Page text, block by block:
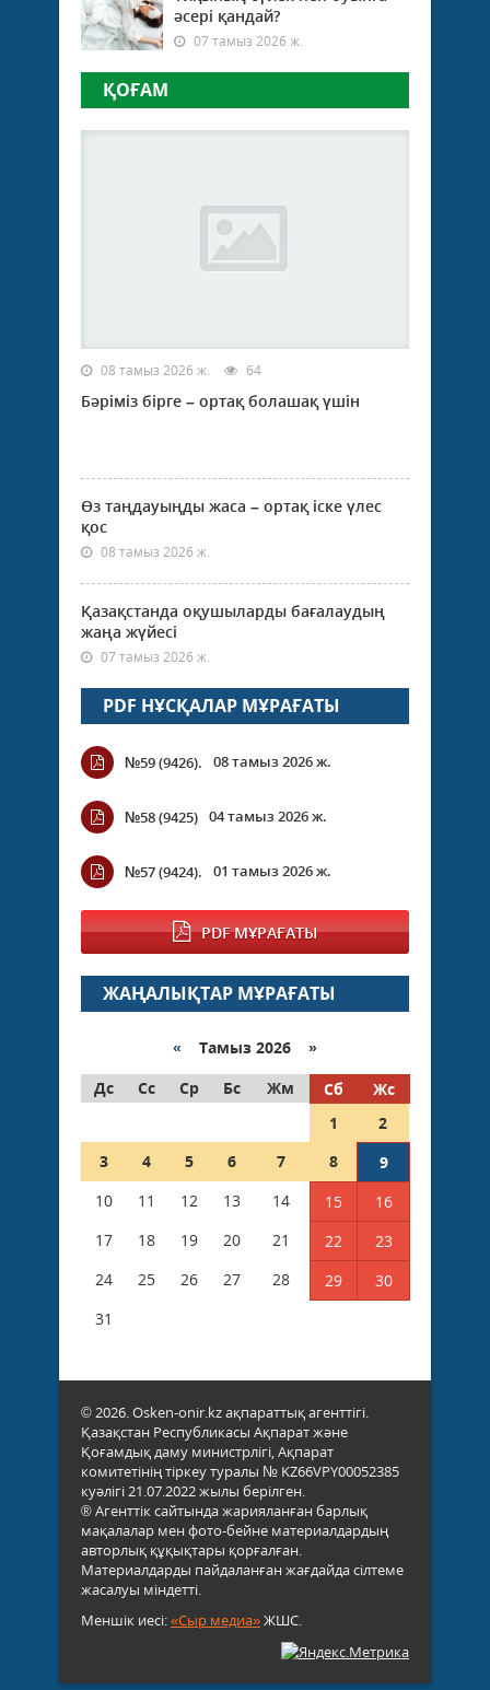
әсері қандай?
07 тамыз 2026 ж.
ҚОҒАМ
08 тамыз 2026 ж. 64
Бәріміз бірге – ортақ болашақ үшін
Өз таңдауыңды жаса – ортақ іске үлес
қос
08 тамыз 2026 ж.
Қазақстанда оқушыларды бағалаудың
жаңа жүйесі
07 тамыз 2026 ж.
PDF НҰСҚАЛАР МҰРАҒАТЫ
№59 (9426). 08 тамыз 2026 ж.
№58 (9425) 04 тамыз 2026 ж.
№57 (9424). 01 тамыз 2026 ж.
PDF МҰРАҒАТЫ
ЖАҢАЛЫҚТАР МҰРАҒАТЫ
« Тамыз 2026 »
Дс
Сс Ср Бс Жм Сб
Жс
1
2
3
4 5 6 7 8
9
10
11 12 13 14 15
16
17
18 19 20 21 22
23
24
25 26 27 28 29
30
31
© 2026. Osken-onir.kz ақпараттық агенттігі.
Қазақстан Республикасы Ақпарат және
Қоғамдық даму министрлігі, Ақпарат
комитетінің тіркеу туралы № KZ66VPY00052385
куәлігі 21.07.2022 жылы берілген.
® Агенттік сайтында жарияланған барлық
мақалалар мен фото-бейне материалдардың
авторлық құқықтары қорғалған.
Материалдарды пайдаланған жағдайда сілтеме
жасалуы міндетті.
Меншік иесі:«Сыр медиа»ЖШС.